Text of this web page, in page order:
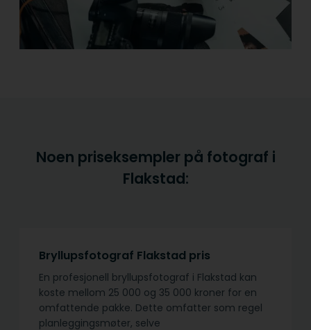
Noen priseksempler på fotograf i
Flakstad:
Bryllupsfotograf Flakstad pris
En profesjonell bryllupsfotograf i Flakstad kan
koste mellom 25 000 og 35 000 kroner for en
omfattende pakke. Dette omfatter som regel
planleggingsmøter, selve